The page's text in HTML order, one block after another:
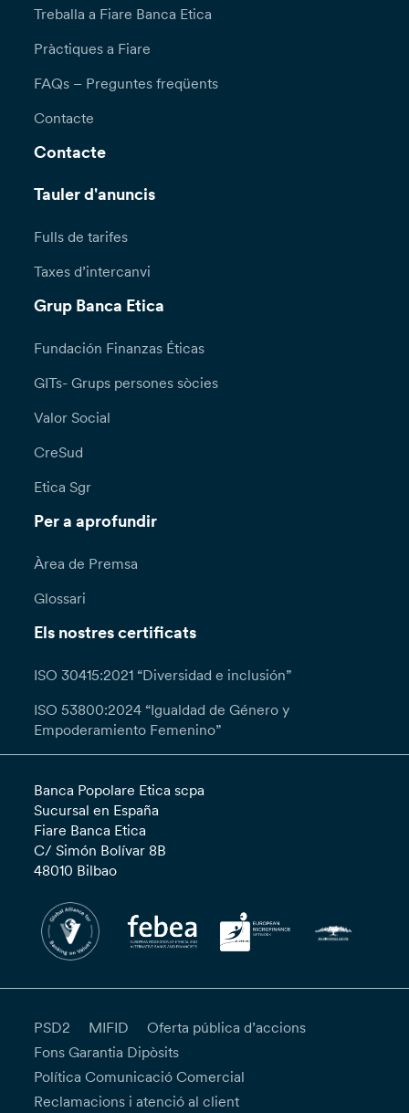
Treballa a Fiare Banca Etica
Pràctiques a Fiare
FAQs – Preguntes freqüents
Contacte
Contacte
Tauler d'anuncis
Fulls de tarifes
Taxes d’intercanvi
Grup Banca Etica
Fundación Finanzas Éticas
GITs- Grups persones sòcies
Valor Social
CreSud
Etica Sgr
Per a aprofundir
Àrea de Premsa
Glossari
Els nostres certificats
ISO 30415:2021 “Diversidad e inclusión”
ISO 53800:2024 “Igualdad de Género y
Empoderamiento Femenino”
Banca Popolare Etica scpa
Sucursal en España
Fiare Banca Etica
C/ Simón Bolívar 8B
48010 Bilbao
PSD2 MIFID
Oferta pública d’accions
Fons Garantia Dipòsits
Política Comunicació Comercial
Reclamacions i atenció al client